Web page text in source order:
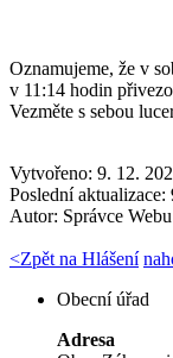
Oznamujeme, že v
v 11:14 hodin
Vezměte s sebou
Vytvořeno: 9. 12.
Poslední
Autor: Správce Webu
<Zpět na Hlášení
Obecní úřad
Adresa